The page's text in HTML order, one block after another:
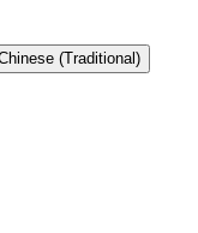
(Traditional)